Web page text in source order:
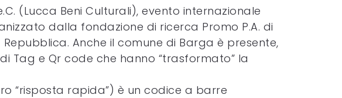
(Lucca Beni Culturali), evento internazionale
dalla fondazione di ricerca Promo P.A. di
Anche il comune di Barga è presente,
Tag e Qr code che hanno “trasformato” la
“risposta rapida”) è un codice a barre